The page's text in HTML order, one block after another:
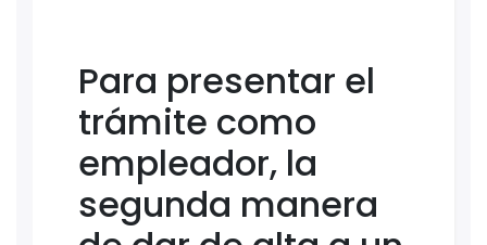
Para presentar el
trámite como
empleador, la
segunda manera